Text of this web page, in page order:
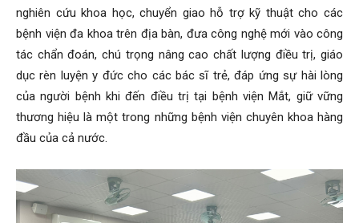
nghiên cứu khoa học, chuyển giao hỗ trợ kỹ thuật cho các
bệnh viện đa khoa trên địa bàn, đưa công nghệ mới vào công
tác chẩn đoán, chú trọng nâng cao chất lượng điều trị, giáo
dục rèn luyện y đức cho các bác sĩ trẻ, đáp ứng sự hài lòng
của người bệnh khi đến điều trị tại bệnh viện Mắt, giữ vững
thương hiệu là một trong những bệnh viện chuyên khoa hàng
đầu của cả nước.